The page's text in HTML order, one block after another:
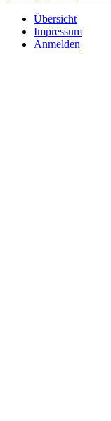
Übersicht
Impressum
Anmelden